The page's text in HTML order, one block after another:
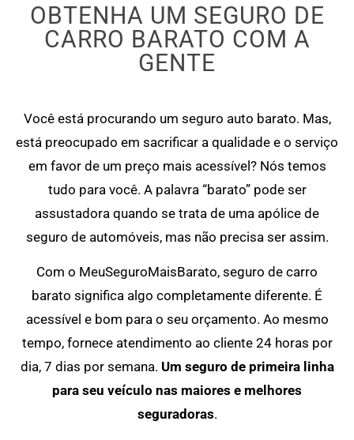
OBTENHA UM SEGURO DE
CARRO BARATO COM A
GENTE
Você está procurando um seguro auto barato. Mas,
está preocupado em sacrificar a qualidade e o serviço
em favor de um preço mais acessível? Nós temos
tudo para você. A palavra “barato” pode ser
assustadora quando se trata de uma apólice de
seguro de automóveis, mas não precisa ser assim.
Com o MeuSeguroMaisBarato, seguro de carro
barato significa algo completamente diferente. É
acessível e bom para o seu orçamento. Ao mesmo
tempo, fornece atendimento ao cliente 24 horas por
dia, 7 dias por semana. Um seguro de primeira linha
para seu veículo nas maiores e melhores
seguradoras.